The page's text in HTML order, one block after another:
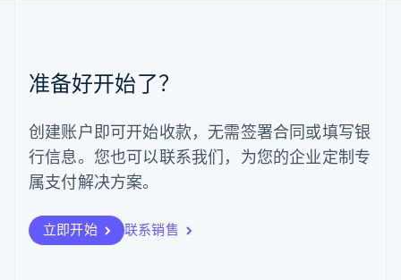
准备好开始了？
创建账户即可开始收款，无需签署合同或填写银
行信息。您也可以联系我们，为您的企业定制专
属支付解决方案。
立即开始 联系销售
挪威
葡萄牙
Português English
日本
日本語English
瑞典
瑞士
DeutschFrançais